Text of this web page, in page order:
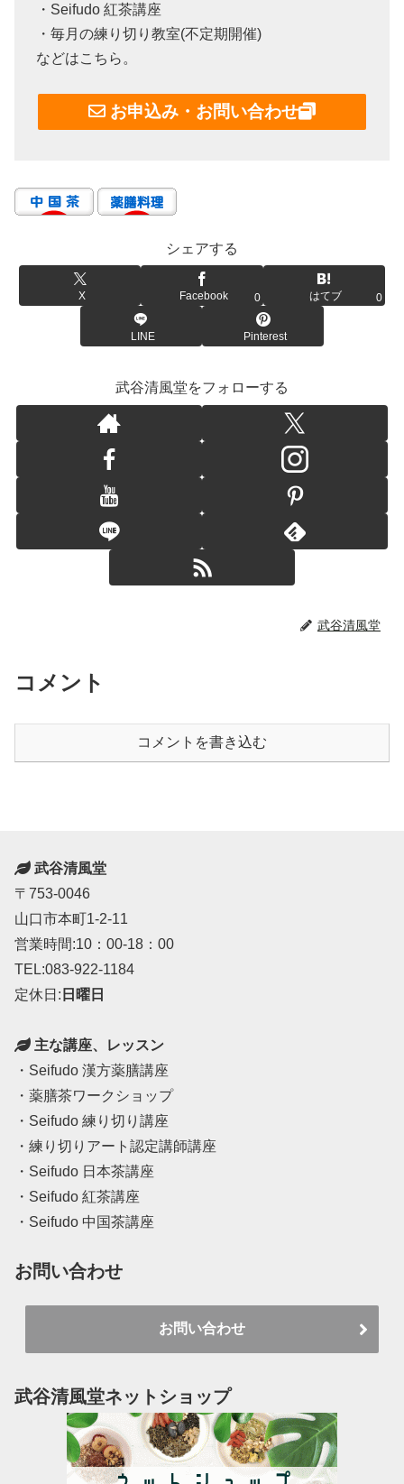
・Seifudo 紅茶講座
・毎月の練り切り教室(不定期開催)
などはこちら。
お申込み・お問い合わせ
シェアする
X Facebook 0 はてブ 0
LINE Pinterest
武谷清風堂をフォローする
武谷清風堂
コメント
コメントを書き込む
武谷清風堂
〒753-0046
山口市本町1-2-11
営業時間:10：00-18：00
TEL:083-922-1184
定休日: 日曜日
主な講座、レッスン
・Seifudo 漢方薬膳講座
・薬膳茶ワークショップ
・Seifudo 練り切り講座
・練り切りアート認定講師講座
・Seifudo 日本茶講座
・Seifudo 紅茶講座
・Seifudo 中国茶講座
お問い合わせ
お問い合わせ
武谷清風堂ネットショップ